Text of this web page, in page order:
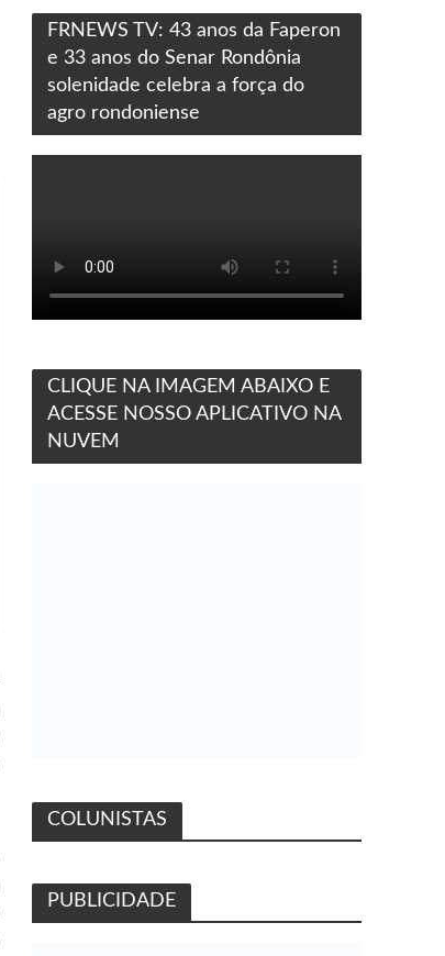
FRNEWS TV: 43 anos da Faperon
e 33 anos do Senar Rondônia
solenidade celebra a força do
agro rondoniense
CLIQUE NA IMAGEM ABAIXO E
ACESSE NOSSO APLICATIVO NA
NUVEM
COLUNISTAS
PUBLICIDADE